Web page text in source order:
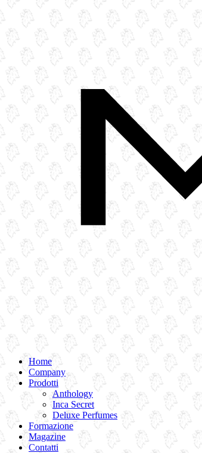
Home
Company
Prodotti
Anthology
Inca Secret
Deluxe Perfumes
Formazione
Magazine
Contatti